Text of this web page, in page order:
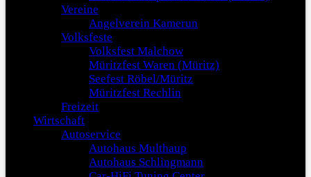
Vereine
Angelverein Kamerun
Volksfeste
Volksfest Malchow
Müritzfest Waren (Müritz)
Seefest Röbel/Müritz
Müritzfest Rechlin
Freizeit
Wirtschaft
Autoservice
Autohaus Multhaup
Autohaus Schlingmann